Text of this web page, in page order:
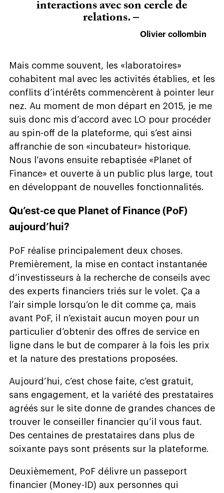
interactions avec son cercle de
relations. –
Olivier collombin
Mais comme souvent, les «laboratoires»
cohabitent mal avec les activités établies, et les
conflits d’intérêts commencèrent à pointer leur
nez. Au moment de mon départ en 2015, je me
suis donc mis d’accord avec LO pour procéder
au spin-off de la plateforme, qui s’est ainsi
affranchie de son «incubateur» historique.
Nous l’avons ensuite rebaptisée «Planet of
Finance» et ouverte à un public plus large, tout
en développant de nouvelles fonctionnalités.
Qu’est-ce que Planet of Finance (PoF)
aujourd’hui?
PoF réalise principalement deux choses.
Premièrement, la mise en contact instantanée
d’investisseurs à la recherche de conseils avec
des experts financiers triés sur le volet. Ça a
l’air simple lorsqu’on le dit comme ça, mais
avant PoF, il n’existait aucun moyen pour un
particulier d’obtenir des offres de service en
ligne dans le but de comparer à la fois les prix
et la nature des prestations proposées.
Aujourd’hui, c’est chose faite, c’est gratuit,
sans engagement, et la variété des prestataires
agréés sur le site donne de grandes chances de
trouver le conseiller financier qu’il vous faut.
Des centaines de prestataires dans plus de
soixante pays sont présents sur la plateforme.
Deuxièmement, PoF délivre un passeport
financier (Money-ID) aux personnes qui